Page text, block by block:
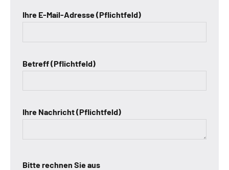
Ihre E-Mail-Adresse (Pflichtfeld)
Betreff (Pflichtfeld)
Ihre Nachricht (Pflichtfeld)
Bitte rechnen Sie aus